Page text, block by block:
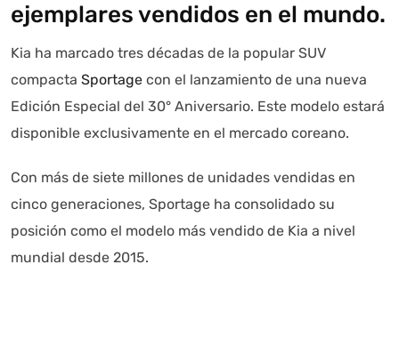
ejemplares vendidos en el mundo.
Kia ha marcado tres décadas de la popular SUV
compacta Sportage con el lanzamiento de una nueva
Edición Especial del 30° Aniversario. Este modelo estará
disponible exclusivamente en el mercado coreano.
Con más de siete millones de unidades vendidas en
cinco generaciones, Sportage ha consolidado su
posición como el modelo más vendido de Kia a nivel
mundial desde 2015.